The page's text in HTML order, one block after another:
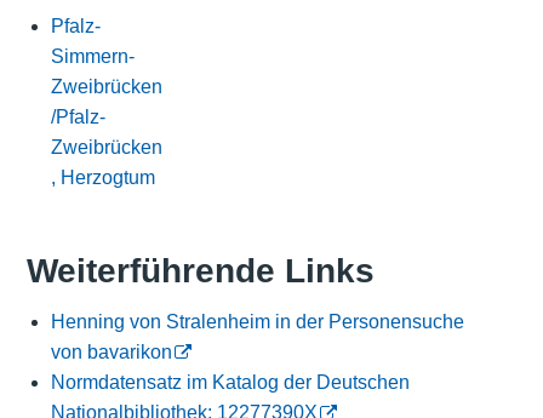
Pfalz-
Simmern-
Zweibrücken
/Pfalz-
Zweibrücken
, Herzogtum
Weiterführende Links
Henning von Stralenheim in der Personensuche
von bavarikon
Normdatensatz im Katalog der Deutschen
Nationalbibliothek: 12277390X